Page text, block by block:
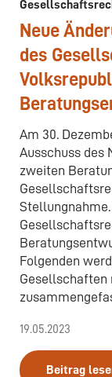
Neue
des
Am 30.
Ausschuss des
zweiten
Folgenden
Gesellschaften
19.05.2023
Beitrag